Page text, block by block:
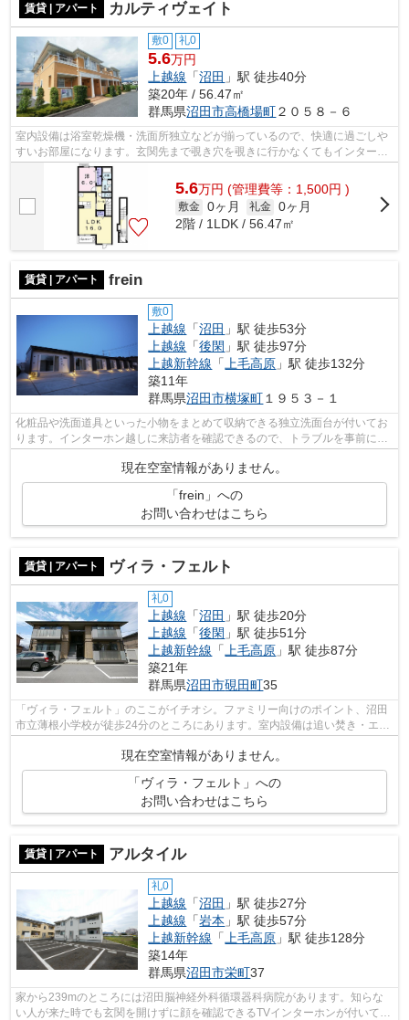
賃貸 | アパート カルティヴェイト
敷0 礼0
5.6万円
上越線 「沼田 」駅 徒歩40分
築20年 / 56.47㎡
群馬県沼田市高橋場町２０５８－６
室内設備は浴室乾燥機・洗面所独立などが揃っているので、快適に過ごしや
すいお部屋になります。玄関先まで覗き穴を覗きに行かなくてもインターホ
ン越しに誰が来たのかを確認できるの...
5.6万円 (管理費等：1,500円 )
敷金 0ヶ月 礼金 0ヶ月
2階 / 1LDK / 56.47㎡
賃貸 | アパート frein
敷0
上越線 「沼田 」駅 徒歩53分
上越線 「後閑 」駅 徒歩97分
上越新幹線 「 上毛高原 」駅 徒歩132分
築11年
群馬県沼田市横塚町 １９５３－１
化粧品や洗面道具といった小物をまとめて収納できる独立洗面台が付いてお
ります。インターホン越しに来訪者を確認できるので、トラブルを事前に回
避しやすくなります。物件にはシステ...
現在空室情報がありません。
「frein」への
お問い合わせはこちら
賃貸 | アパート ヴィラ・フェルト
礼0
上越線 「沼田 」駅 徒歩20分
上越線 「後閑 」駅 徒歩51分
上越新幹線 「 上毛高原 」駅 徒歩87分
築21年
群馬県沼田市硯田町35
「ヴィラ・フェルト」のここがイチオシ。ファミリー向けのポイント、沼田
市立薄根小学校が徒歩24分のところにあります。室内設備は追い焚き・エア
現在空室情報がありません。
「ヴィラ・フェルト」への
お問い合わせはこちら
賃貸 | アパート アルタイル
礼0
上越線 「沼田 」駅 徒歩27分
上越線 「岩本 」駅 徒歩57分
上越新幹線 「 上毛高原 」駅 徒歩128分
築14年
群馬県沼田市栄町37
家から239mのところには沼田脳神経外科循環器科病院があります。知らな
い人が来た時でも玄関を開けずに顔を確認できるTVインターホンが付いてお